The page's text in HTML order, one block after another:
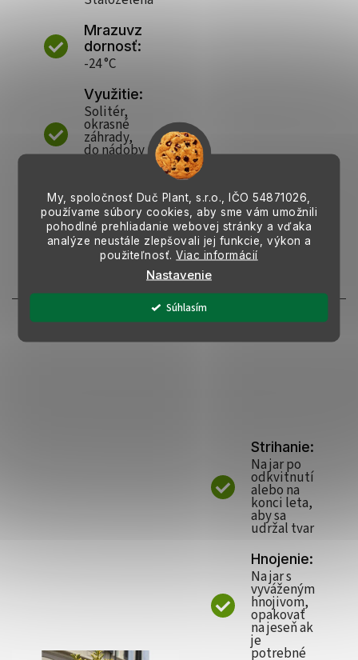
My, spoločnosť Duč Plant, s.r.o., IČO 54871026,
používame súbory cookies, aby sme vám umožnili
pohodlné prehliadanie webovej stránky a vďaka
analýze neustále zlepšovali jej funkcie, výkon a
použiteľnosť.Viac informácií
Nastavenie
Súhlasím
Mrazuvz
dornosť:
-24 °C
Využitie:
Solitér,
okrasné
záhrady,
do nádoby
Tipy k starostlivosti
Strihanie:
Na jar po
odkvitnutí
alebo na
konci leta,
aby sa
udržal tvar
Hnojenie:
Na jar s
vyváženým
hnojivom,
opakovať
na jeseň ak
je
potrebné